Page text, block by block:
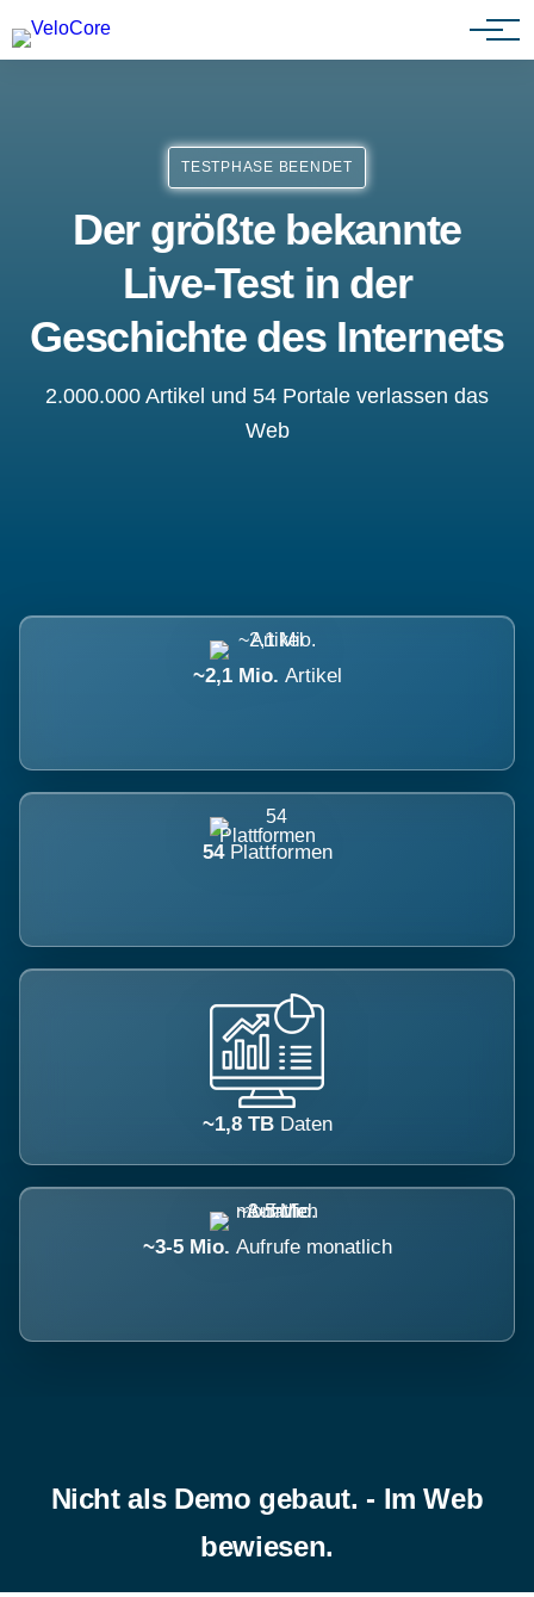
Partnerprogramm
TESTPHASE BEENDET
Der größte bekannte
Live-Test in der
Geschichte des Internets
2.000.000 Artikel und 54 Portale verlassen das
Web
~2,1 Mio. Artikel
54 Plattformen
~1,8 TB Daten
~3-5 Mio. Aufrufe monatlich
Nicht als Demo gebaut. - Im Web
bewiesen.